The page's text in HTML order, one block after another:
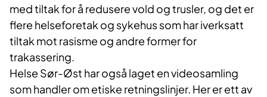
med tiltak for å redusere vold og trusler, og det er
flere helseforetak og sykehus som har iverksatt
tiltak mot rasisme og andre former for
trakassering.
Helse Sør-Øst har også laget en videosamling
som handler om etiske retningslinjer. Her er ett av